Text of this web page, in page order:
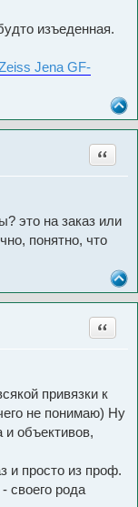
изъеденная.
Jena GF-
Цитата
это на заказ или
понятно, что
Цитата
привязки к
не понимаю) Ну
и объективов,
и просто из проф.
своего рода